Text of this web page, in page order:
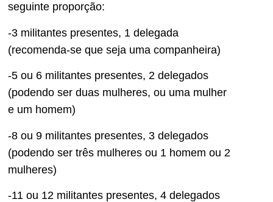
seguinte proporção:
-3 militantes presentes, 1 delegada
(recomenda-se que seja uma companheira)
-5 ou 6 militantes presentes, 2 delegados
(podendo ser duas mulheres, ou uma mulher
e um homem)
-8 ou 9 militantes presentes, 3 delegados
(podendo ser três mulheres ou 1 homem ou 2
mulheres)
-11 ou 12 militantes presentes, 4 delegados